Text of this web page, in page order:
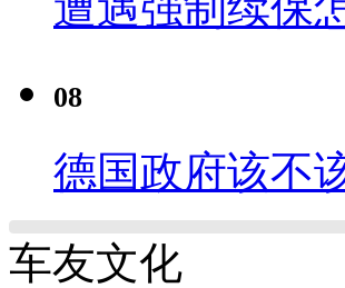
08
德国政府该不
车友文化